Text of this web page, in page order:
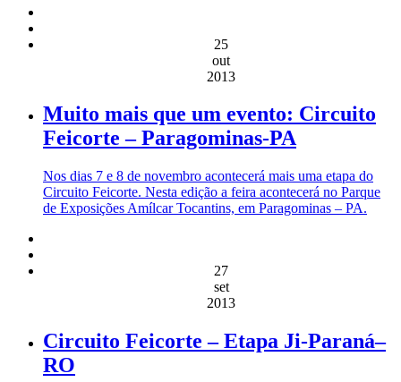
25
out
2013
Muito mais que um evento: Circuito
Feicorte – Paragominas-PA
Nos dias 7 e 8 de novembro acontecerá mais uma etapa do
Circuito Feicorte. Nesta edição a feira acontecerá no Parque
de Exposições Amílcar Tocantins, em Paragominas – PA.
27
set
2013
Circuito Feicorte – Etapa Ji-Paraná–
RO